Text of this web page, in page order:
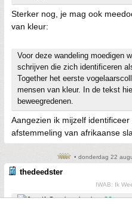
Sterker nog, je mag ook
van kleur:
Voor deze wandeling moedigen
schrijven die zich identificeren
Together het eerste
mensen van kleur. In de tekst
beweegredenen.
Aangezien ik mijzelf
afstemmeling van afrikaanse
• donderdag 22
thedeedster
IWAB: Ik
Opdonderdag 22